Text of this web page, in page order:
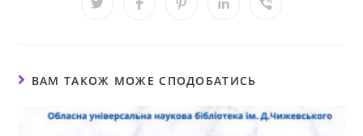
ВАМ ТАКОЖ МОЖЕ СПОДОБАТИСЬ